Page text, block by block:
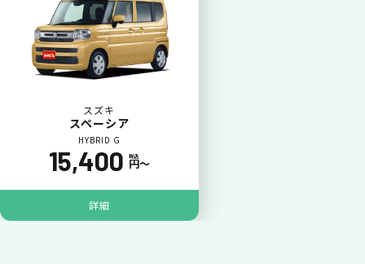
いままで難しかったカーリースの利用料金を
一括（一回）払いで可能。
ポイントが貯まる
スズキ
スペーシア
HYBRID G
15,400 税込
円〜
詳細